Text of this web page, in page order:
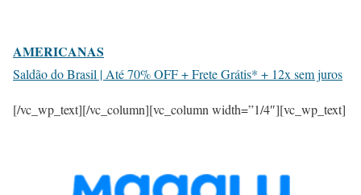
AMERICANAS
Saldão do Brasil | Até 70% OFF + Frete Grátis* + 12x sem juros
[/vc_wp_text][/vc_column][vc_column width=”1/4″][vc_wp_text]